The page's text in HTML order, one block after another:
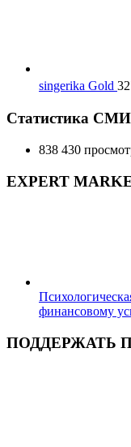
singerika Gold
Статистика СМИ
838 430
EXPERT
финансовому
ПОДДЕРЖАТЬ